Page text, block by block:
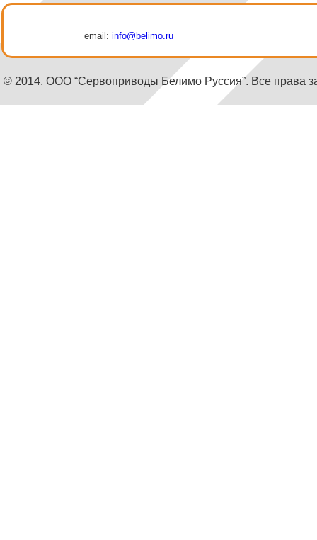
email: info@belimo.ru
© 2014, ООО “Сервоприводы Белимо Руссия”. Все права